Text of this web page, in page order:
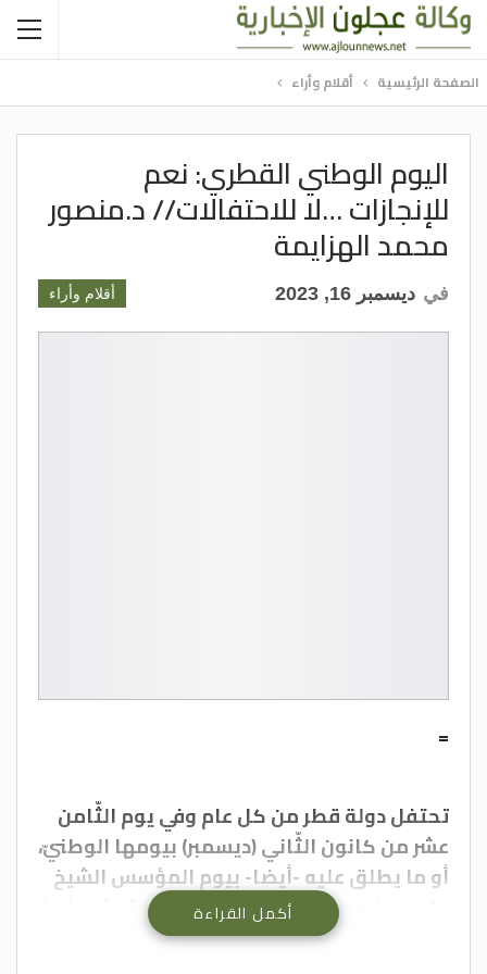
الصفحة الرئيسية أقلام وأراء
اليوم الوطني القطري: نعم
للإنجازات …لا للاحتفالات// د.منصور
محمد الهزايمة
أقلام وأراء في ديسمبر 16, 2023
=
تحتفل دولة قطر من كل عام وفي يوم الثّامن
عشر من كانون الثّاني (ديسمبر) بيومها الوطنيّ،
أو ما يطلق عليه -أيضا- بيوم المؤسس الشيخ
جاسم بن محمد آل ثاني تحت شعار متجدّد يكون
مقتطفا من إحدى قصائده، وهو لهذا العام ”
أكمل القراءة